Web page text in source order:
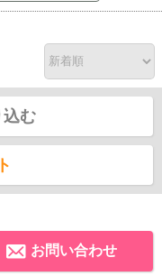
込む
お問い合わせ